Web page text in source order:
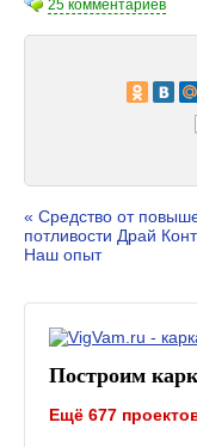
25 комментариев
« Средство от
потливости Драй
Наш опыт
Построим
Ещё 677